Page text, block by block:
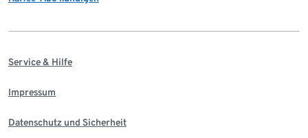
Service & Hilfe
Impressum
Datenschutz und Sicherheit